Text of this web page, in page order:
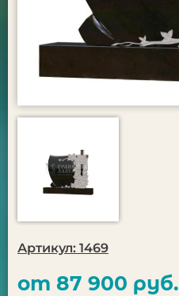
Артикул: 1469
от 87 900 руб.